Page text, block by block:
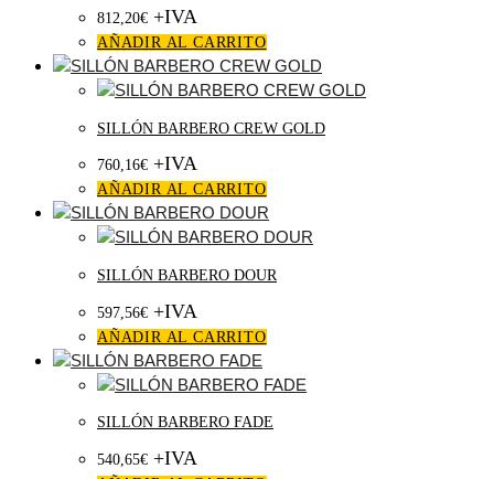
812,20€ +IVA
AÑADIR AL CARRITO
SILLÓN BARBERO CREW GOLD
760,16€ +IVA
AÑADIR AL CARRITO
SILLÓN BARBERO DOUR
597,56€ +IVA
AÑADIR AL CARRITO
SILLÓN BARBERO FADE
540,65€ +IVA